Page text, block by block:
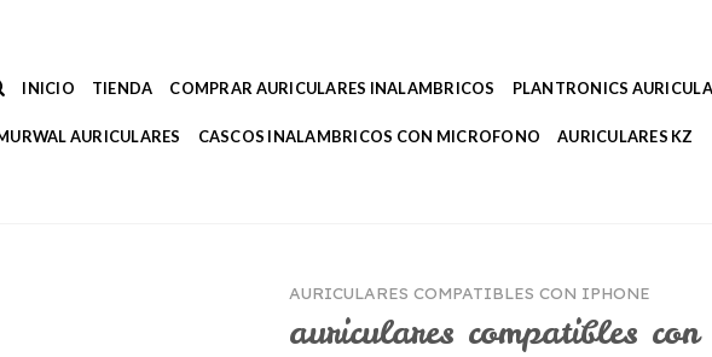
INICIO TIENDA COMPRAR AURICULARES INALAMBRICOS PLANTRONICS
AURICULARES CASCOS INALAMBRICOS CON MICROFONO AURICULARES KZ
AURICULARES COMPATIBLES CON IPHONE
auriculares compatibles con